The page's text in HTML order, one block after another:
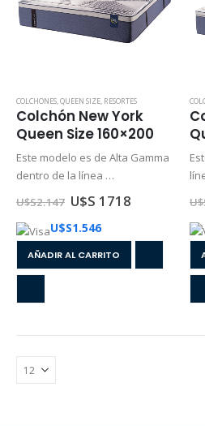
COLCHONES,QUEEN SIZE, RESORTES
Colchón New York
Queen Size 160×200
Este modelo es de Alta Gamma
dentro de la línea
una sensación de placer única
y superior. CARACTERÍSTICAS
U$S2.147 U$S 1718
U$S1.546
AÑADIR AL CARRITO